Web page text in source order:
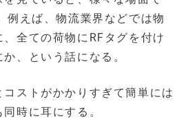
例えば、物流業界などでは物
全ての荷物にRFタグを付け
、という話になる。
ストがかかりすぎて簡単には
時に耳にする。